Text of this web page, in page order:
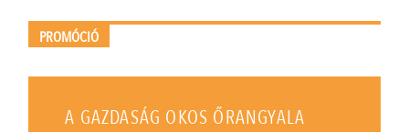
PROMÓCIÓ
A GAZDASÁG OKOS ŐRANGYALA